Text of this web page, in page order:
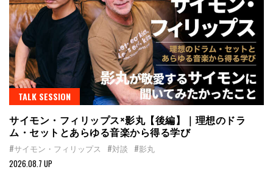
TALK SESSION
サイモン・フィリップス×影丸【後編】｜理想のドラ
ム・セットとあらゆる音楽から得る学び
#サイモン・フィリップス #対談 #影丸
2026.08.7 UP